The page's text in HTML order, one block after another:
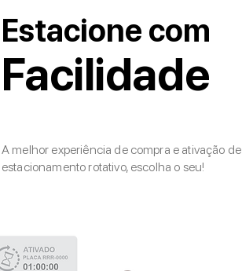
Estacione com
Facilidade
A melhor experiência de compra e ativação de
estacionamento rotativo, escolha o seu!